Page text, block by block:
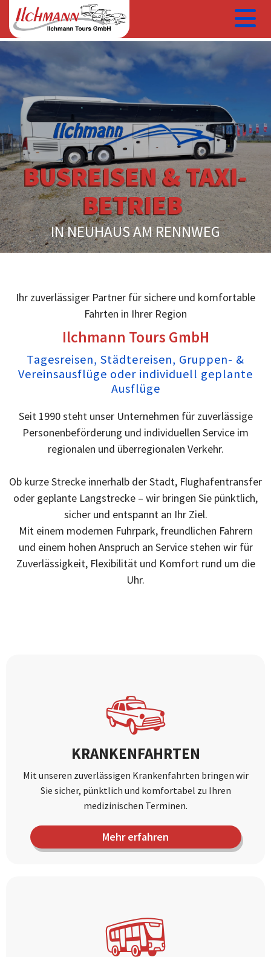
BUSREISEN &TAXI-
BETRIEB
IN NEUHAUS AM RENNWEG
Ihr zuverlässiger Partner für sichere und komfortable
Fahrten in Ihrer Region
Ilchmann Tours GmbH
Tagesreisen, Städtereisen, Gruppen- &
Vereinsausflüge oder individuell geplante
Ausflüge
Seit 1990 steht unser Unternehmen für zuverlässige
Personenbeförderung und individuellen Service im
regionalen und überregionalen Verkehr.
Ob kurze Strecke innerhalb der Stadt, Flughafentransfer
oder geplante Langstrecke – wir bringen Sie pünktlich,
sicher und entspannt an Ihr Ziel.
Mit einem modernen Fuhrpark, freundlichen Fahrern
und einem hohen Anspruch an Service stehen wir für
Zuverlässigkeit, Flexibilität und Komfort rund um die
Uhr.
KRANKENFAHRTEN
Mit unseren zuverlässigen Krankenfahrten bringen wir
Sie sicher, pünktlich und komfortabel zu Ihren
medizinischen Terminen.
Mehr erfahren